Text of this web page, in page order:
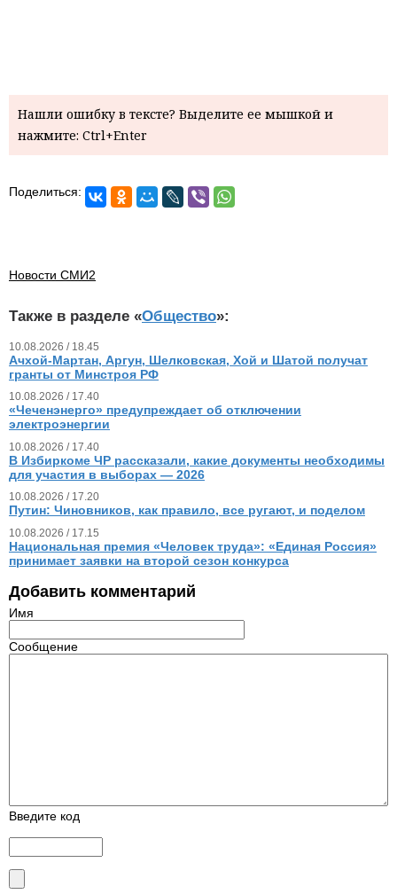
Нашли ошибку в тексте? Выделите ее мышкой и
нажмите: Ctrl+Enter
Поделиться:
Новости СМИ2
Также в разделе «Общество»:
10.08.2026 / 18.45
Ачхой-Мартан, Аргун, Шелковская, Хой и Шатой получат
гранты от Минстроя РФ
10.08.2026 / 17.40
«Чеченэнерго» предупреждает об отключении
электроэнергии
10.08.2026 / 17.40
В Избиркоме ЧР рассказали, какие документы необходимы
для участия в выборах — 2026
10.08.2026 / 17.20
Путин: Чиновников, как правило, все ругают, и поделом
10.08.2026 / 17.15
Национальная премия «Человек труда»: «Единая Россия»
принимает заявки на второй сезон конкурса
Добавить комментарий
Имя
Сообщение
Введите код